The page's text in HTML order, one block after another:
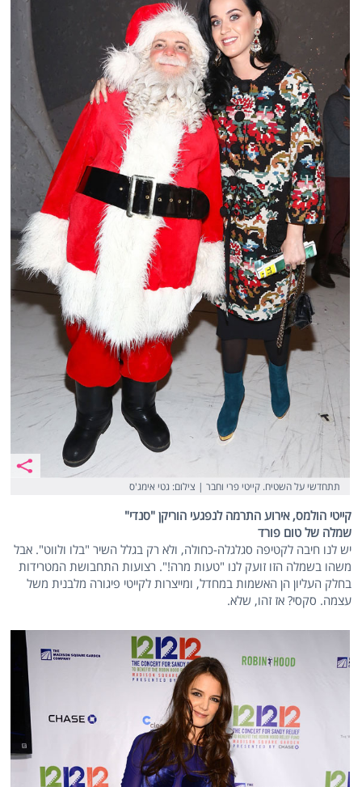
תתחדשי על השטיח. קייטי פרי וחבר | צילום: גטי אימג'ס
קייטי הולמס, אירוע התרמה לנפגעי הוריקן "סנדי"
שמלה של טום פורד
יש לנו חיבה לקטיפה סגלגלה-כחולה, ולא רק בגלל השיר "בלו ולווט". אבל
משהו בשמלה הזו זועק לנו "טעות מרה!". רצועות התחבושת המטרידות
בחלק העליון הן האשמות במחדל, ומייצרות לקייטי פיגורה מלבנית משל
עצמה. סקסי? אז זהו, שלא.